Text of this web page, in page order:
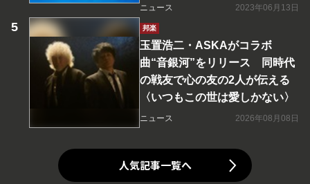
ニュース 2023年06月13日
邦楽
玉置浩二・ASKAがコラボ
曲“音銀河”をリリース 同時代
の戦友で心の友の2人が伝える
〈いつもこの世は愛しかない〉
ニュース 2026年08月08日
人気記事一覧へ